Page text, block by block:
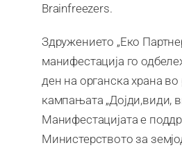
Brainfreezers.
Здружението „Еко
манифестација го
ден на органска храна
кампањата „Дојди,види,
Манифестацијата е
Министерството за